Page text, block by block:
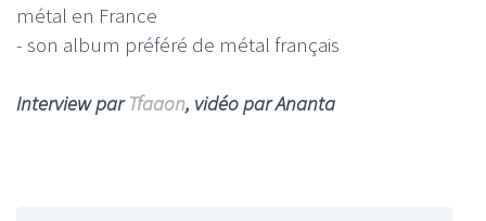
métal en France
- son album préféré de métal français
Interview parTfaaon, vidéo par Ananta